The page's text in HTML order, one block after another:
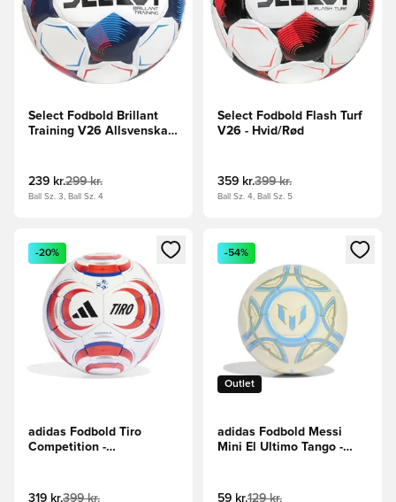
Select Fodbold Brillant
Training V26 Allsvenskan
239 kr.299 kr.
Ball Sz. 3, Ball Sz. 4
Select Fodbold Flash Turf
V26 - Hvid/Rød
359 kr.399 kr.
Ball Sz. 4, Ball Sz. 5
Åbner en Modal til at logge ind eller tilmelde dig som
-20%
adidas Fodbold Tiro
Competition -
319 kr.399 kr.
Åbner en Modal til at logge
Outlet
-54%
adidas Fodbold Messi
Mini El Ultimo Tango -
59 kr.129 kr.